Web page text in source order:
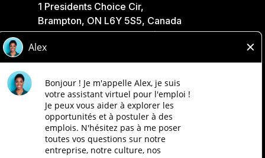
1 Presidents Choice Cir,
Brampton, ON L6Y 5S5, Canada
Politique de confidentialité
Accessibilité
Compagnies Loblaw